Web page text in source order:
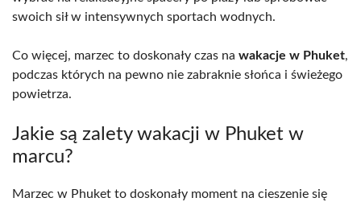
swoich sił w intensywnych sportach wodnych.
Co więcej, marzec to doskonały czas na wakacje w Phuket,
podczas których na pewno nie zabraknie słońca i świeżego
powietrza.
Jakie są zalety wakacji w Phuket w
marcu?
Marzec w Phuket to doskonały moment na cieszenie się